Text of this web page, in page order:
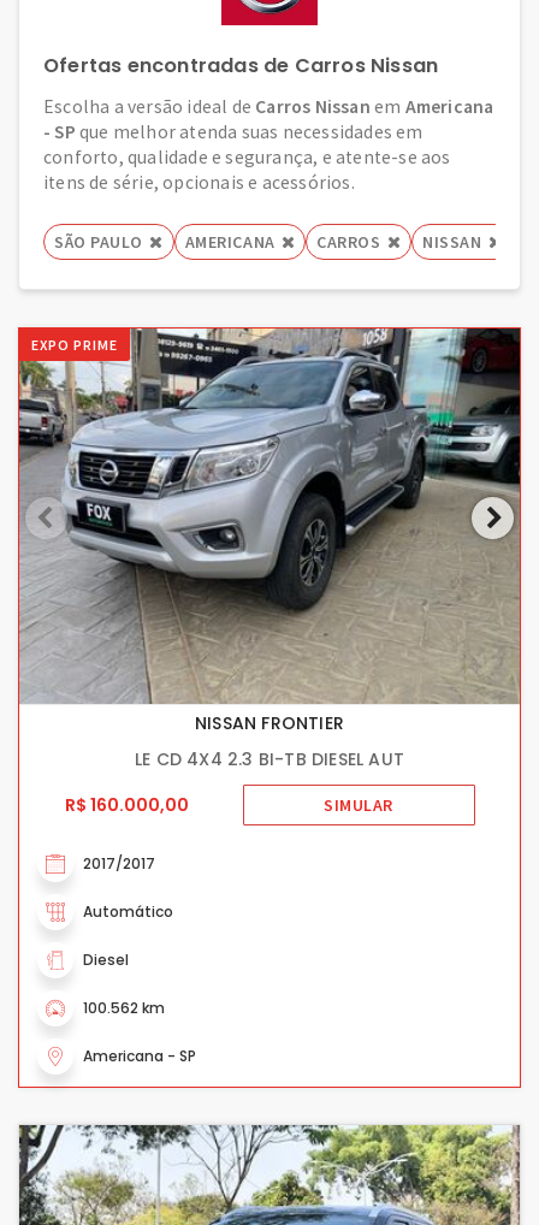
Ofertas encontradas de Carros Nissan
Escolha a versão ideal de Carros Nissan em Americana
- SP que melhor atenda suas necessidades em
conforto, qualidade e segurança, e atente-se aos
itens de série, opcionais e acessórios.
SÃO PAULO AMERICANA CARROS NISSAN
EXPO PRIME
NISSAN FRONTIER
LE CD 4X4 2.3 BI-TB DIESEL AUT
R$ 160.000,00
SIMULAR
2017/2017
Automático
Diesel
100.562 km
Americana - SP